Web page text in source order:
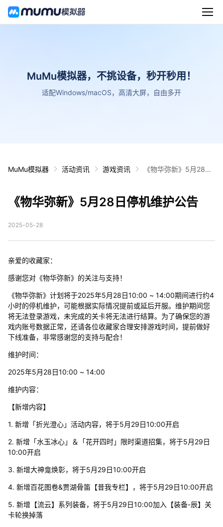
MuMu模拟器，不挑设备，秒开秒用！
适配Windows/macOS，高清大屏，自由多开
MuMu模拟器 活动资讯 游戏资讯
《物华弥新》5月28日
《物华弥新》5月28日停机维护公告
2025-05-28
亲爱的收藏家：
感谢您对《物华弥新》的关注与支持！
《物华弥新》计划将于2025年5月28日10:00 ~ 14:00期间进行约4
小时的停机维护，可能根据实际情况提前或延后开服。维护期间您
将无法登录游戏，未完成的关卡将无法进行结算。为了确保您的游
戏内账号数据正常，还请各位收藏家合理安排游戏时间，提前做好
下线准备，非常感谢您的支持与配合！
维护时间：
2025年5月28日10:00 ~ 14:00
维护内容：
【新增内容】
1. 新增「折光澄心」活动内容，将于5月29日10:00开启
2. 新增「水玉冰心」＆「花开四时」限时渠道招集，将于5月29日
10:00开启
3. 新增大神龛焕彰，将于5月29日10:00开启
4. 新增百花图卷&贾湖骨笛【昔我专栏】，将于5月29日10:00开启
5. 新增【流云】系列装备，将于5月29日10:00加入【装备-辰】关
卡轮换掉落